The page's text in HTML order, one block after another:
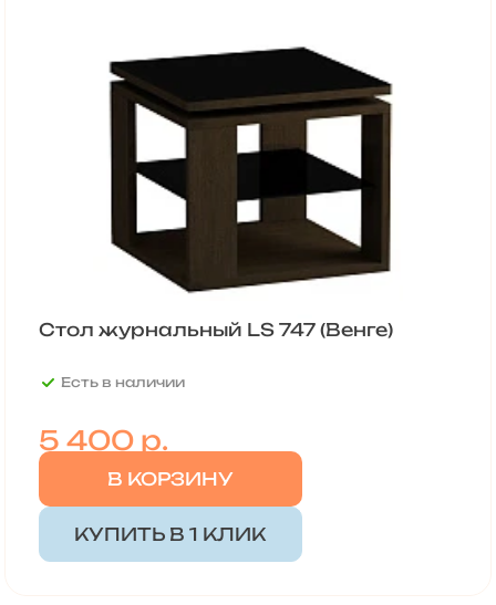
Стол журнальный LS 747 (Венге)
Есть в наличии
5 400р.
В КОРЗИНУ
КУПИТЬ В 1 КЛИК